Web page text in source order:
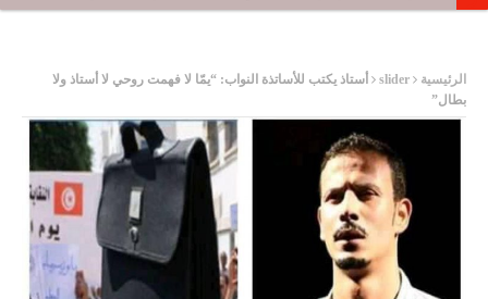
الرئيسية slider
أستاذ يكتب للأساتذة النواب: “يمّا لا فهمت روحي لا أستاذ ولا
بطال”